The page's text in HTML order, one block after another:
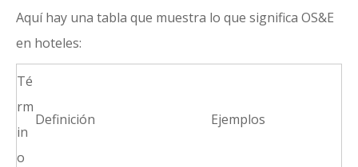
Aquí hay una tabla que muestra lo que significa OS&E
en hoteles:
Té
rm
in
o
Definición Ejemplos